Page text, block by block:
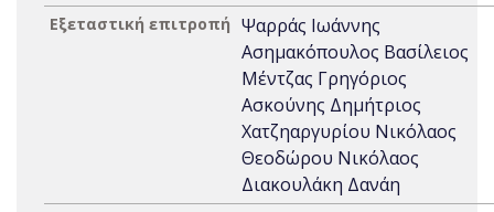
Εξεταστική επιτροπή Ψαρράς Ιωάννης
Ασημακόπουλος Βασίλειος
Μέντζας Γρηγόριος
Ασκούνης Δημήτριος
Χατζηαργυρίου Νικόλαος
Θεοδώρου Νικόλαος
Διακουλάκη Δανάη